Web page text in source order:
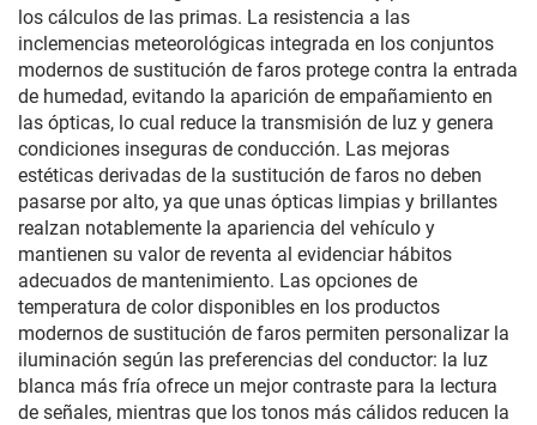
los cálculos de las primas. La resistencia a las
inclemencias meteorológicas integrada en los conjuntos
modernos de sustitución de faros protege contra la entrada
de humedad, evitando la aparición de empañamiento en
las ópticas, lo cual reduce la transmisión de luz y genera
condiciones inseguras de conducción. Las mejoras
estéticas derivadas de la sustitución de faros no deben
pasarse por alto, ya que unas ópticas limpias y brillantes
realzan notablemente la apariencia del vehículo y
mantienen su valor de reventa al evidenciar hábitos
adecuados de mantenimiento. Las opciones de
temperatura de color disponibles en los productos
modernos de sustitución de faros permiten personalizar la
iluminación según las preferencias del conductor: la luz
blanca más fría ofrece un mejor contraste para la lectura
de señales, mientras que los tonos más cálidos reducen la